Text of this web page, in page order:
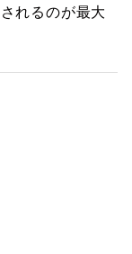
れるのが最大